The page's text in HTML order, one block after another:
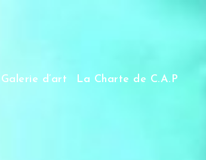
Galerie d’art La Charte de C.A.P